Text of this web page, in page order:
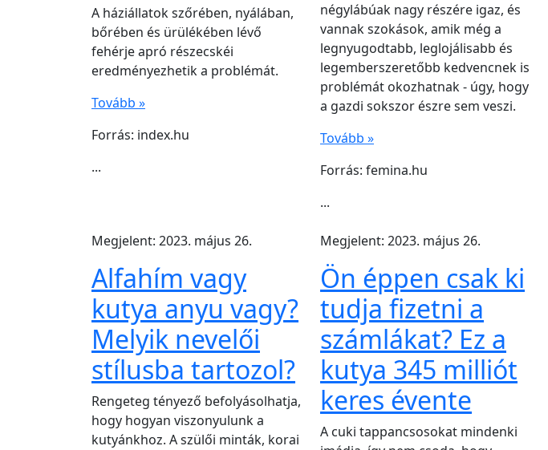
A háziállatok szőrében, nyálában,
bőrében és ürülékében lévő
fehérje apró részecskéi
eredményezhetik a problémát.
Tovább »
Forrás: index.hu
...
négylábúak nagy részére igaz, és
vannak szokások, amik még a
legnyugodtabb, leglojálisabb és
legemberszeretőbb kedvencnek is
problémát okozhatnak - úgy, hogy
a gazdi sokszor észre sem veszi.
Tovább »
Forrás: femina.hu
...
Megjelent: 2023. május 26.
Alfahím vagy
kutya anyu vagy?
Melyik nevelői
stílusba tartozol?
Rengeteg tényező befolyásolhatja,
hogy hogyan viszonyulunk a
kutyánkhoz. A szülői minták, korai
Megjelent: 2023. május 26.
Ön éppen csak ki
tudja fizetni a
számlákat? Ez a
kutya 345 milliót
keres évente
A cuki tappancsosokat mindenki